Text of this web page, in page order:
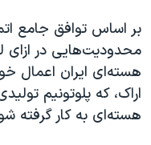
همایش محافظه‌کاران
صفحه‌های ویژه
سفر پرزیدنت ترامپ به
محدودیت‌هایی در ازای
هسته‌ای ایران اعمال
اراک، که پلوتونیم
هسته‌ای به کار گرفته